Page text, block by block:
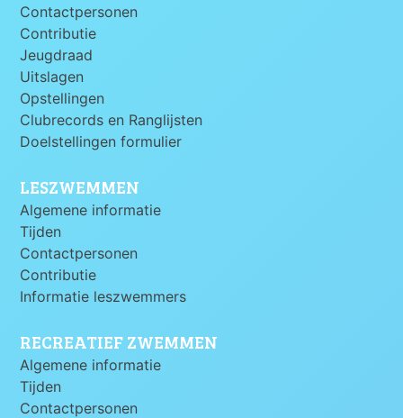
Contactpersonen
Contributie
Jeugdraad
Uitslagen
Opstellingen
Clubrecords en Ranglijsten
Doelstellingen formulier
LESZWEMMEN
Algemene informatie
Tijden
Contactpersonen
Contributie
Informatie leszwemmers
RECREATIEF ZWEMMEN
Algemene informatie
Tijden
Contactpersonen